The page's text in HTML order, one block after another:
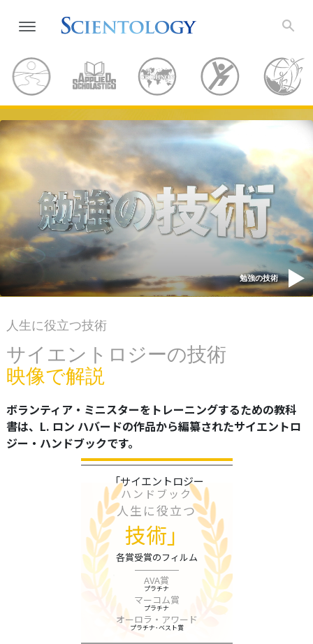
勉強の技術
人生に役立つ技術
サイエントロジーの技術
映像で解説
ボランティア・ミニスターをトレーニングするための教科
書は、L. ロン ハバードの作品から編纂されたサイエントロ
ジー・ハンドブックです。
「サイエントロジー
ハンドブック
人生に役立つ
技術」
各賞受賞のフィルム
AVA賞
プラチナ
マーコム賞
プラチナ
オーロラ・アワード
プラチナ･ベスト賞